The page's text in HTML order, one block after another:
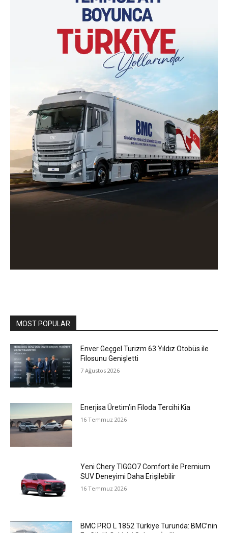
MOST POPULAR
Enver Geçgel Turizm 63 Yıldız Otobüs ile
Filosunu Genişletti
7 Ağustos 2026
Enerjisa Üretim’in Filoda Tercihi Kia
16 Temmuz 2026
Yeni Chery TIGGO7 Comfort ile Premium
SUV Deneyimi Daha Erişilebilir
16 Temmuz 2026
BMC PRO L 1852 Türkiye Turunda: BMC’nin